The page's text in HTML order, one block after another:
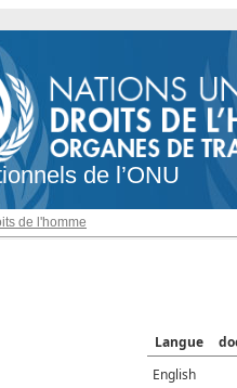
de l’ONU
de l'homme
Langue
English